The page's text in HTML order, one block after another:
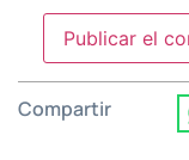
Compartir